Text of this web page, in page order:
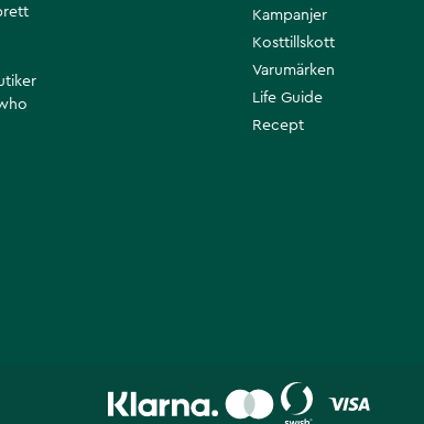
Kampanjer
Kosttillskott
Varumärken
Life Guide
Recept